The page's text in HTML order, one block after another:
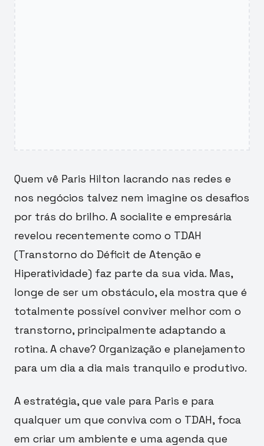
Quem vê Paris Hilton lacrando nas redes e
nos negócios talvez nem imagine os desafios
por trás do brilho. A socialite e empresária
revelou recentemente como o TDAH
(Transtorno do Déficit de Atenção e
Hiperatividade) faz parte da sua vida. Mas,
longe de ser um obstáculo, ela mostra que é
totalmente possível conviver melhor com o
transtorno, principalmente adaptando a
rotina. A chave? Organização e planejamento
para um dia a dia mais tranquilo e produtivo.
A estratégia, que vale para Paris e para
qualquer um que conviva com o TDAH, foca
em criar um ambiente e uma agenda que